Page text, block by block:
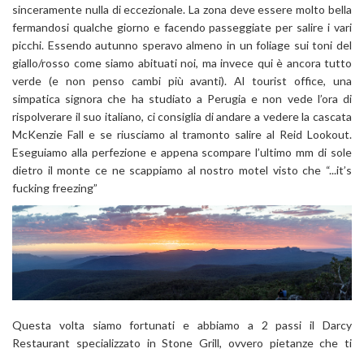
sinceramente nulla di eccezionale. La zona deve essere molto bella
fermandosi qualche giorno e facendo passeggiate per salire i vari
picchi. Essendo autunno speravo almeno in un foliage sui toni del
giallo/rosso come siamo abituati noi, ma invece qui è ancora tutto
verde (e non penso cambi più avanti). Al tourist office, una
simpatica signora che ha studiato a Perugia e non vede l’ora di
rispolverare il suo italiano, ci consiglia di andare a vedere la cascata
McKenzie Fall e se riusciamo al tramonto salire al Reid Lookout.
Eseguiamo alla perfezione e appena scompare l’ultimo mm di sole
dietro il monte ce ne scappiamo al nostro motel visto che “...it’s
fucking freezing”
Questa volta siamo fortunati e abbiamo a 2 passi il Darcy
Restaurant specializzato in Stone Grill, ovvero pietanze che ti